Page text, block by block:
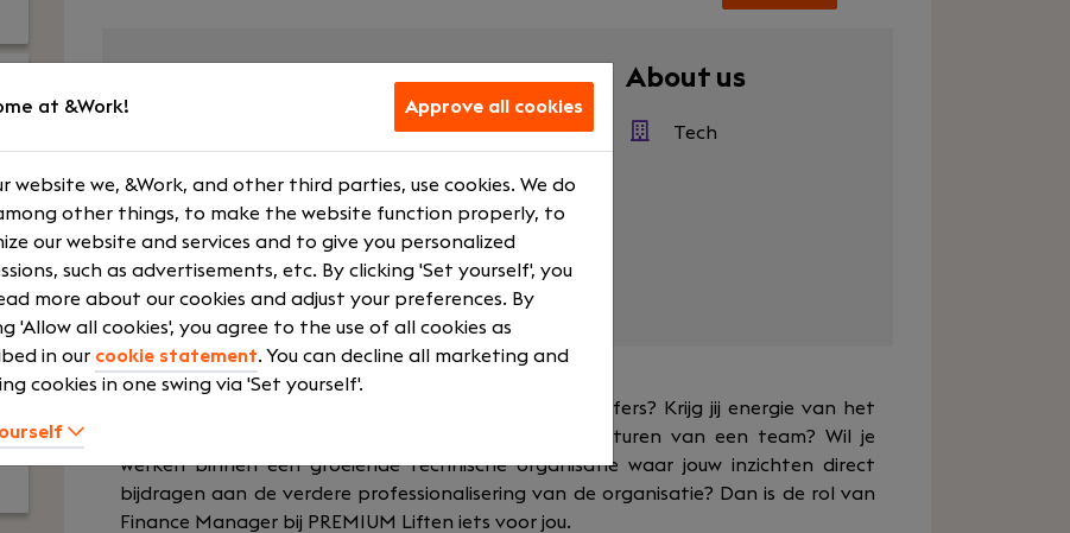
Fulltime
HPE
What we offer
€ 6500 - € 8000
Courses and training
Laptop
Show more
About us
Tech
Ben jij een ervaren financial die verder kijkt dan de cijfers? Krijg jij energie van het
optimaliseren van financiële processen én het aansturen van een team? Wil je
werken binnen een groeiende technische organisatie waar jouw inzichten direct
bijdragen aan de verdere professionalisering van de organisatie? Dan is de rol van
Finance Manager bij PREMIUM Liften iets voor jou.
at &Work! Approve all cookies
website we, &Work, and other third parties, use cookies. We do
other things, to make the website function properly, to
our website and services and to give you personalized
such as advertisements, etc. By clicking 'Set yourself', you
more about our cookies and adjust your preferences. By
'Allow all cookies', you agree to the use of all cookies as
in our cookie statement. You can decline all marketing and
cookies in one swing via 'Set yourself'.